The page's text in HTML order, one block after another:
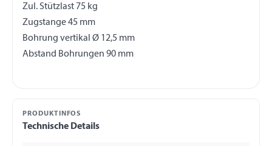
Zul. Stützlast 75 kg
Zugstange 45 mm
Bohrung vertikal Ø 12,5 mm
PRODUKTINFOS
Technische Details